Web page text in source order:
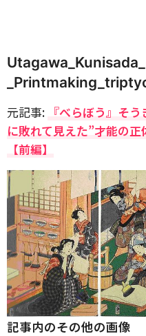
元記事: 『べらぼう』そう
に敗れて見えた”才能の
【前編】
記事内のその他の画像